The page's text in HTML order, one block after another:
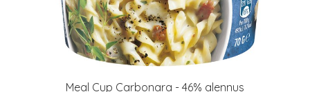
Meal Cup Carbonara - 46% alennus